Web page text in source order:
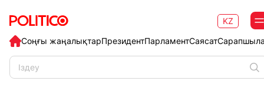
Соңғы жаңалықтарПрезидентПарламентСаясат
KZ